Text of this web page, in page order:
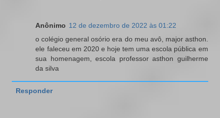
Anônimo 12 de dezembro de 2022 às 01:22
o colégio general osório era do meu avô, major asthon.
ele faleceu em 2020 e hoje tem uma escola pública em
sua homenagem, escola professor asthon guilherme
da silva
Responder